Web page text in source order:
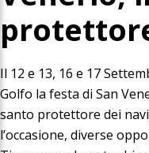
Il 12 e 13, 16 e 17
Golfo la festa di San
santo protettore dei
l’occasione, diverse